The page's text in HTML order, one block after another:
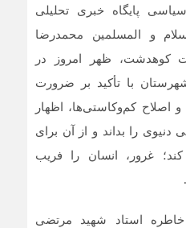
پایگاه خبری تحلیلی
و المسلمین محمدرضا
کوهدشت، ظهر امروز در
با تأکید بر ضرورت
اصلاح کم‌وکاستی‌ها، اظهار
دنیوی را بداند و از آن برای
غرور، انسان را فریب
استاد شهید مرتضی